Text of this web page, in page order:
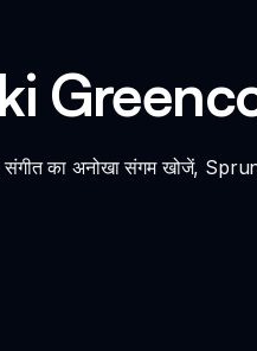
संगीत का अनोखा संगम खोजें,